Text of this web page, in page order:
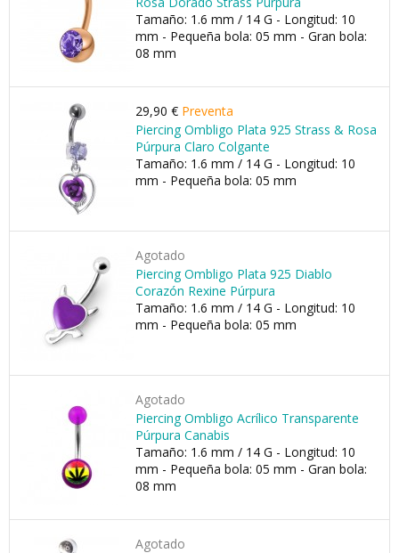
Tamaño: 1.6 mm / 14 G - Longitud: 10
mm - Pequeña bola: 05 mm - Gran bola:
08 mm
29,90 € Preventa
Piercing Ombligo Plata 925 Strass & Rosa
Púrpura Claro Colgante
Tamaño: 1.6 mm / 14 G - Longitud: 10
mm - Pequeña bola: 05 mm
Agotado
Piercing Ombligo Plata 925 Diablo
Corazón Rexine Púrpura
Tamaño: 1.6 mm / 14 G - Longitud: 10
mm - Pequeña bola: 05 mm
Agotado
Piercing Ombligo Acrílico Transparente
Púrpura Canabis
Tamaño: 1.6 mm / 14 G - Longitud: 10
mm - Pequeña bola: 05 mm - Gran bola:
08 mm
Agotado